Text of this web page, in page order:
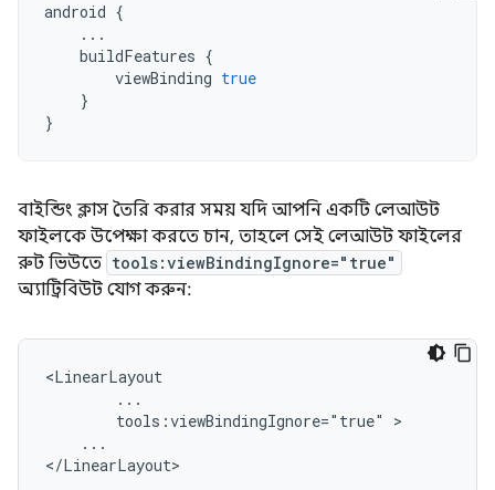
android {
...
buildFeatures {
viewBinding true
}
}
বাইন্ডিং ক্লাস তৈরি করার সময় যদি আপনি একটি লেআউট
ফাইলকে উপেক্ষা করতে চান, তাহলে সেই লেআউট ফাইলের
রুট ভিউতে tools:viewBindingIgnore="true"
অ্যাট্রিবিউট যোগ করুন:
tools:viewBindingIgnore="true"
...